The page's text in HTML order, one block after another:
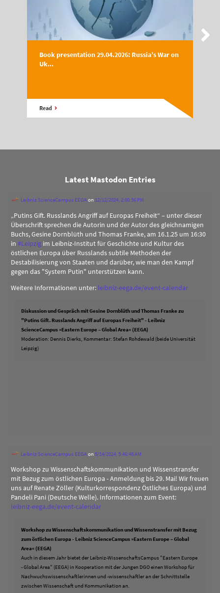
Book presentation 29.04.2026: Russia’s War on
Uk...
Read
Latest Mastodon Entries
Leibniz ScienceCampus EEGAon 12/12/2024, 2:00:56 PM
„Putins Gift. Russlands Angriff auf Europas Freiheit“ – unter dieser
Überschrift sprechen die Autorin und der Autor des gleichnamigen
Buchs, Gesine Dornblüth und Thomas Franke, am 16.1.25 um 16:30
in #Leipzig im Leibniz-Institut für Geschichte und Kultur des
östlichen Europa über Russlands subtile Methoden der
Destabilisierung von Staaten und darüber, wie man den Kampf
gegen das "System Putin" unterstützen kann.
Weitere Informationen unter: leibniz-eega.de/event-calendar
Diskussion und Gespräch mit Gesine Dornblüth und Thomas Franke zu
"Putins Gift. Russlands Angriff auf Europas Freiheit" - Leibniz
ScienceCampus »Eastern Europe – Global Area« (EEGA)
Moderation: Dennis Dierks, Kommentar: Stefan Rohdewald (beide Universität
Leipzig)
Leibniz ScienceCampus EEGAon5/14/2024, 5:46:48 AM
Workshop zu Wissenschaftskommunikation und Wissenstransfer
mit Bezug zum östlichen Europa - Anmeldung bis 29. Mai! Wir freuen
uns auf Renate Zöller (Kulturkorrespondenz Östliches Europa) und
Pandeli Pani (Deutsche Welle). Informationen zum Event:
leibniz-eega.de/event-calendar
Workshop zu Wissenschaftskommunikation und Wissenstransfer mit Bezug
zum östlichen Europa - Leibniz ScienceCampus »Eastern Europe – Global
Area« (EEGA)
Auch in diesem Jahr bietet der Leibniz-WissenschaftsCampus "Eastern Europe
- Global Area" (EEGA) in Kooperation mit der Jungen DGO einen Workshop für
Nachwuchswissenschaftlerinnen und -wissenschaftler an der Schnittstelle
zwischen Wissenschaft und Kommunikation an.